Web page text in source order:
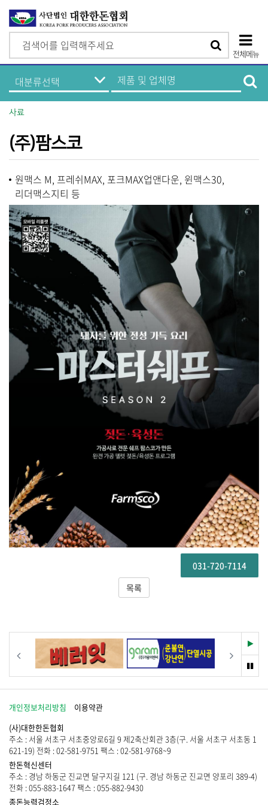
색
전체메뉴
단
모
일
메
뉴
기
업
정
보
뉴
품
및
업
사료
(주)팜스코
원맥스 M, 프레쉬MAX, 포크MAX업앤다운, 윈맥스30,
리더맥스지티 등
031-720-7114
목록
재
생
멈
춤
개인정보처리방침
이용약관
(사)대한한돈협회
주소 : 서울 서초구 서초중앙로6길 9 제2축산회관 3층(구. 서울 서초구 서초동 1
621-19) 전화 : 02-581-9751 팩스 : 02-581-9768~9
한돈혁신센터
주소 : 경남 하동군 진교면 달구지길 121 (구. 경남 하동군 진교면 양포리 389-4)
전화 : 055-883-1647 팩스 : 055-882-9430
종돈능력검정소